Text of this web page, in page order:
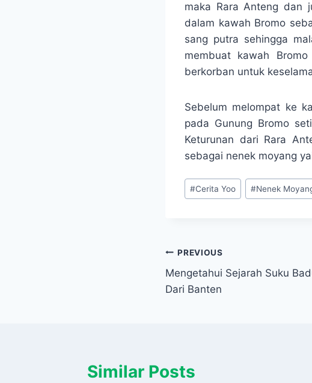
maka Rara Anteng dan
dalam kawah Bromo
sang putra sehingga
membuat kawah
berkorban untuk
Sebelum melompat ke
pada Gunung Bromo
Keturunan dari Rara
sebagai nenek moyang
Post
Tags:
#Cerita Yoo #Nenek
Navigasi
pos
PREVIOUS
Mengetahui Sejarah Suku
Dari Banten
Similar Posts